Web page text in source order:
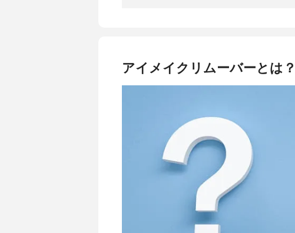
アイメイクリムーバーとは